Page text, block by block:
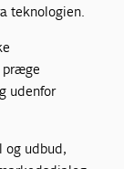
teknologien.
præge
udenfor
og udbud,